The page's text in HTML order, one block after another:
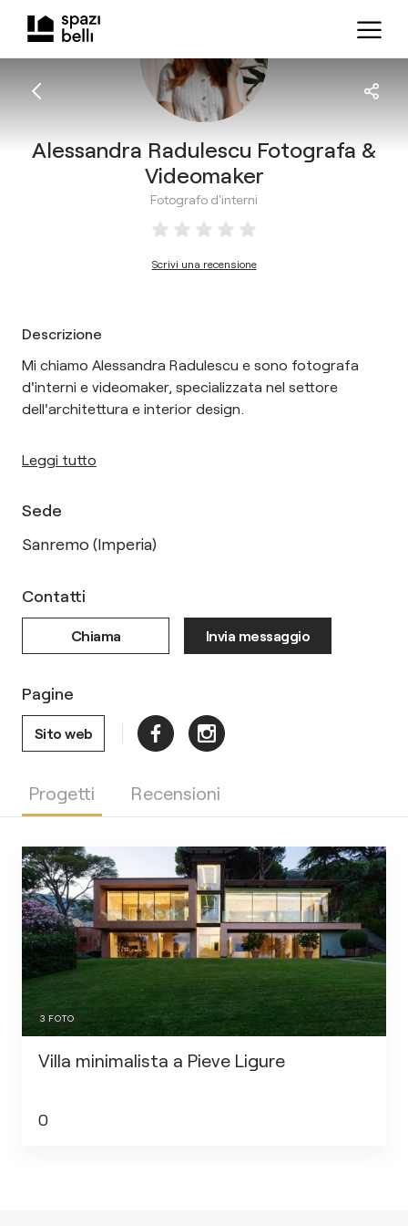
Alessandra Radulescu Fotografa &
Videomaker
Fotografo d'interni
Scrivi una recensione
Descrizione
Mi chiamo Alessandra Radulescu e sono fotografa
d'interni e videomaker, specializzata nel settore
dell'architettura e interior design.
Leggi tutto
Sede
Sanremo (Imperia)
Pagine
Sito web
Contatti
Chiama Invia messaggio
Progetti Recensioni
3 FOTO
Villa minimalista a Pieve Ligure
0